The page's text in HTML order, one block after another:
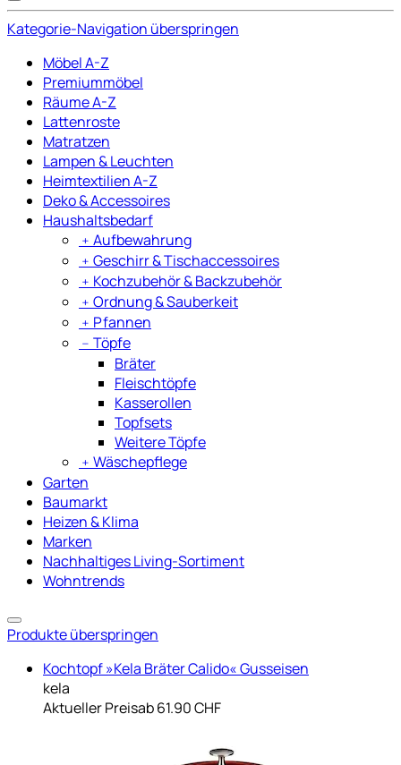
Kategorie-Navigation überspringen
Möbel A-Z
Premiummöbel
Räume A-Z
Lattenroste
Matratzen
Lampen & Leuchten
Heimtextilien A-Z
Deko & Accessoires
Haushaltsbedarf
﹢ Aufbewahrung
﹢ Geschirr & Tischaccessoires
﹢ Kochzubehör & Backzubehör
﹢ Ordnung & Sauberkeit
﹢ Pfannen
﹣ Töpfe
Bräter
Fleischtöpfe
Kasserollen
Topfsets
Weitere Töpfe
﹢ Wäschepflege
Garten
Baumarkt
Heizen & Klima
Marken
Nachhaltiges Living-Sortiment
Wohntrends
Produkte überspringen
Kochtopf »Kela Bräter Calido« Gusseisen
kela
Aktueller Preisab61.90 CHF